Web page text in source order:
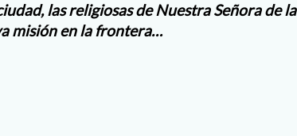
las religiosas de Nuestra Señora de la
misión en la frontera…